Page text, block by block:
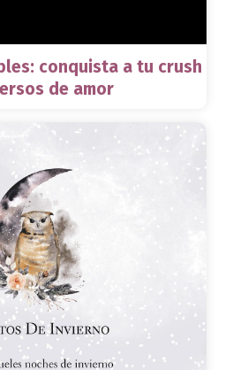
conquista a tu crush
de amor